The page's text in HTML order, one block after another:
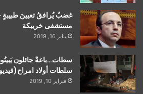
غضبٌ يُرافقُ تعيينَ
مستشفى خريبكة
يناير 16, 2019
سطات…باعةٌ جائلون
سلطات أولاد
فبراير 10, 2019